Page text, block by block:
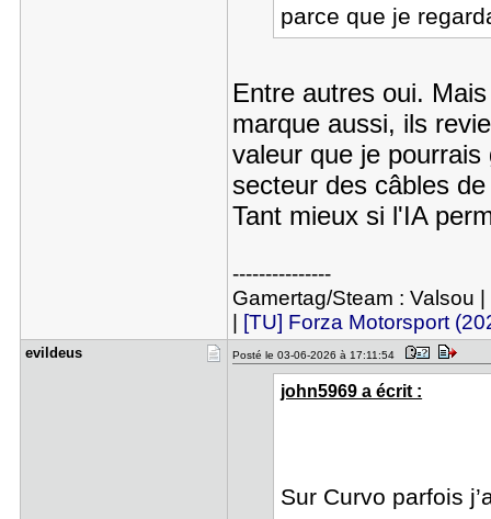
parce que je
Entre autres oui.
marque aussi, ils
valeur que je
secteur des câbles
Tant mieux si l'IA
---------------
Gamertag/Steam : Valsou |
[TU] Forza Motorsport
evildeus Posté le 03-06-2026 à 17:11:54
john5969 a écrit :
Sur Curvo parfois